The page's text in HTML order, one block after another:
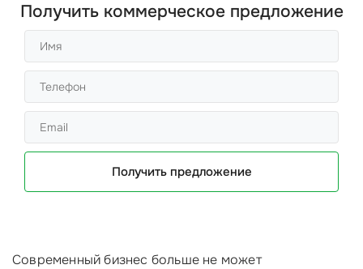
Получить коммерческое предложение
Получить предложение
Современный бизнес больше не может